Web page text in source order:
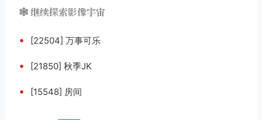
🕸️ 继续探索影像宇宙
• [22504] 万事可乐
• [21850] 秋季JK
• [15548] 房间